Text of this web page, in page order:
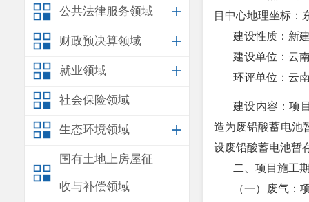
公共法律服务领域
财政预决算领域
就业领域
社会保险领域
生态环境领域
国有土地上房屋征
收与补偿领域
目中心地理坐标：
建设性质： 新
建设单位：云
环评单位：云
建设内容：项
造为废铅酸蓄电池
设废铅酸蓄电池暂
二、项目施工
（一）废气：